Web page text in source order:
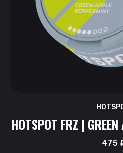
HOTSPOT FRZ |
475